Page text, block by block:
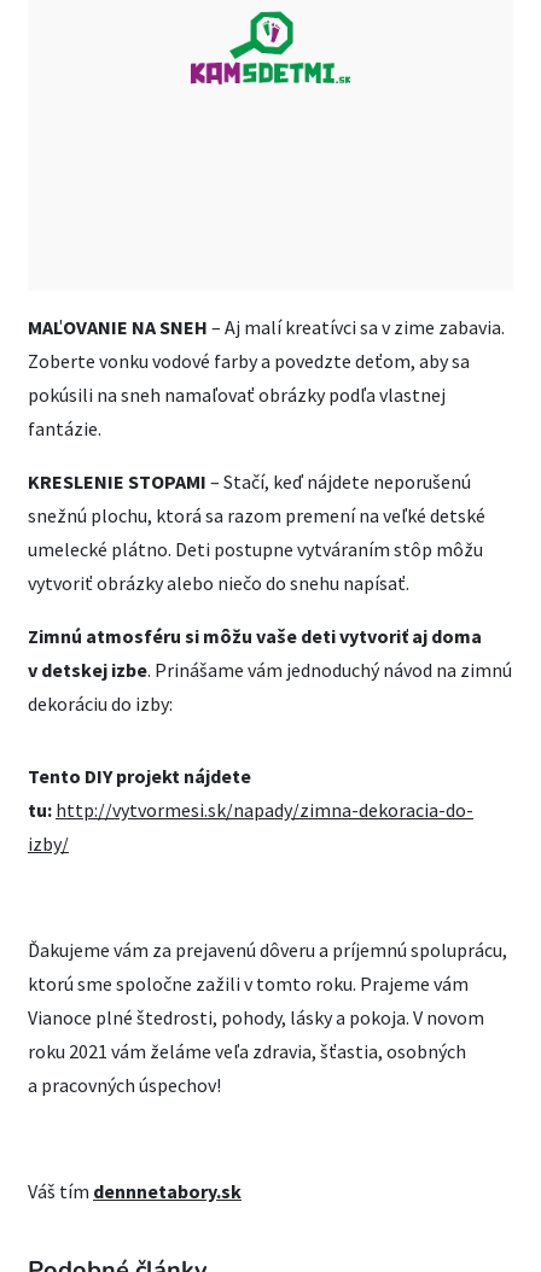
MAĽOVANIE NA SNEH – Aj malí kreatívci sa v zime zabavia.
Zoberte vonku vodové farby a povedzte deťom, aby sa
pokúsili na sneh namaľovať obrázky podľa vlastnej
fantázie.
KRESLENIE STOPAMI – Stačí, keď nájdete neporušenú
snežnú plochu, ktorá sa razom premení na veľké detské
umelecké plátno. Deti postupne vytváraním stôp môžu
vytvoriť obrázky alebo niečo do snehu napísať.
Zimnú atmosféru si môžu vaše deti vytvoriť aj doma
v detskej izbe. Prinášame vám jednoduchý návod na zimnú
dekoráciu do izby:
Tento DIY projekt nájdete
tu: http://vytvormesi.sk/napady/zimna-dekoracia-do-
izby/
Ďakujeme vám za prejavenú dôveru a príjemnú spoluprácu,
ktorú sme spoločne zažili v tomto roku. Prajeme vám
Vianoce plné štedrosti, pohody, lásky a pokoja. V novom
roku 2021 vám želáme veľa zdravia, šťastia, osobných
a pracovných úspechov!
Váš tím dennnetabory.sk